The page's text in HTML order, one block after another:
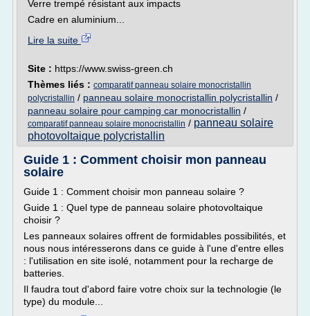
Verre trempé résistant aux impacts
Cadre en aluminium...
Lire la suite
Site : https://www.swiss-green.ch
Thèmes liés : comparatif panneau solaire monocristallin
polycristallin / panneau solaire monocristallin polycristallin /
panneau solaire pour camping car monocristallin /
comparatif panneau solaire monocristallin / panneau solaire
photovoltaique polycristallin
Guide 1 : Comment choisir mon panneau
solaire
Guide 1 : Comment choisir mon panneau solaire ?
Guide 1 : Quel type de panneau solaire photovoltaique
choisir ?
Les panneaux solaires offrent de formidables possibilités, et
nous nous intéresserons dans ce guide à l'une d'entre elles
: l'utilisation en site isolé, notamment pour la recharge de
batteries.
Il faudra tout d'abord faire votre choix sur la technologie (le
type) du module...